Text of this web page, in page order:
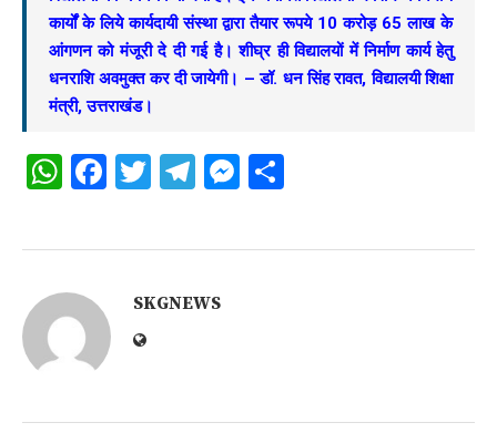
कार्यों के लिये कार्यदायी संस्था द्वारा तैयार रूपये 10 करोड़ 65 लाख के
आंगणन को मंजूरी दे दी गई है। शीघ्र ही विद्यालयों में निर्माण कार्य हेतु
धनराशि अवमुक्त कर दी जायेगी। – डॉ. धन सिंह रावत, विद्यालयी शिक्षा
मंत्री, उत्तराखंड।
WhatsApp
Facebook
Twitter
Telegram
Messenger
SKGNEWS